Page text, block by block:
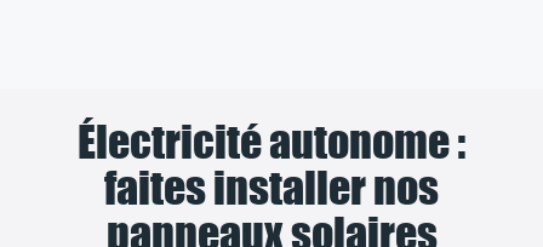
Électricité autonome :
faites installer nos
panneaux solaires